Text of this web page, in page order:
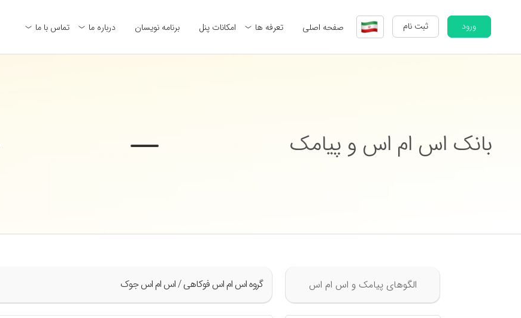
ورود ثبت نام صفحه اصلی تعرفه ها امکانات پنل برنامه نویسان درباره ما تماس با ما
بانک اس ام اس و پیامک
الگوهای پیامک و اس ام اس گروه اس ام اس فوکاهی / اس ام اس جوک